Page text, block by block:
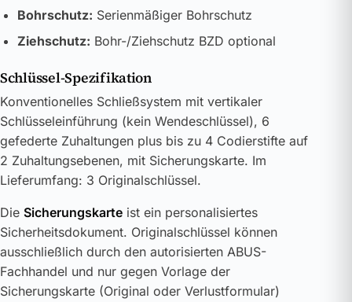
Bohrschutz: Serienmäßiger Bohrschutz
Ziehschutz: Bohr-/Ziehschutz BZD optional
Schlüssel-Spezifikation
Konventionelles Schließsystem mit vertikaler
Schlüsseleinführung (kein Wendeschlüssel), 6
gefederte Zuhaltungen plus bis zu 4 Codierstifte auf
2 Zuhaltungsebenen, mit Sicherungskarte. Im
Lieferumfang: 3 Originalschlüssel.
Die Sicherungskarte ist ein personalisiertes
Sicherheitsdokument. Originalschlüssel können
ausschließlich durch den autorisierten ABUS-
Fachhandel und nur gegen Vorlage der
Sicherungskarte (Original oder Verlustformular)